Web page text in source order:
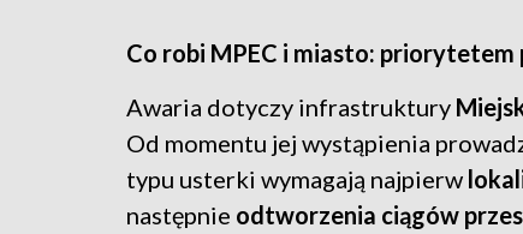
Co robi MPEC i miasto:
Awaria dotyczy infrastruktury
Od momentu jej wystąpienia
typu usterki wymagają najpierw
następnie odtworzenia ciągów